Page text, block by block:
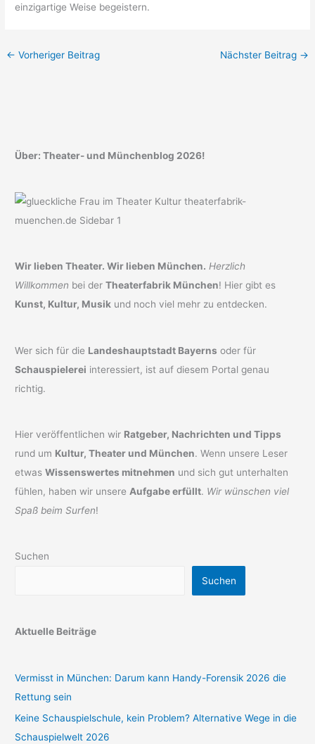
einzigartige Weise begeistern.
← Vorheriger Beitrag Nächster Beitrag →
Über: Theater- und Münchenblog 2026!
Wir lieben Theater. Wir lieben München. Herzlich
Willkommen bei derTheaterfabrik München! Hier gibt es
Kunst, Kultur, Musik und noch viel mehr zu entdecken.
Wer sich für die Landeshauptstadt Bayerns oder für
Schauspielerei interessiert, ist auf diesem Portal genau
richtig.
Hier veröffentlichen wir Ratgeber, Nachrichten und Tipps
rund um Kultur, Theater und München. Wenn unsere Leser
etwasWissenswertes mitnehmen und sich gut unterhalten
fühlen, haben wir unsere Aufgabe erfüllt. Wir wünschen viel
Spaß beim Surfen!
Suchen
Suchen
Aktuelle Beiträge
Vermisst in München: Darum kann Handy-Forensik 2026 die
Rettung sein
Keine Schauspielschule, kein Problem? Alternative Wege in die
Schauspielwelt 2026